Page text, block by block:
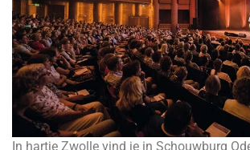
In hartje Zwolle vind je in Schouwburg